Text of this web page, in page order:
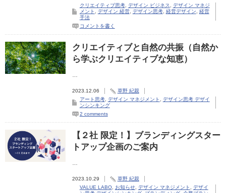
クリエイティブ思考, デザイン ビジネス
デザイン マネジ
メント
デザイン 経営, デザイン思考, 経営デザイン
経営
手法
コメントを書く
クリエイティブと自然の共振（自然か
ら学ぶクリエイティブな知恵）
2023.12.06
草野 紀親
アート思考, デザイン マネジメント
デザイン思考 デザイ
ンシンキング
2 comments
【２社 限定！】ブランディングスター
トアップ企画のご案内
2023.10.29
草野 紀親
VALUE LABO, お知らせ, デザイン マネジメント
デザイ